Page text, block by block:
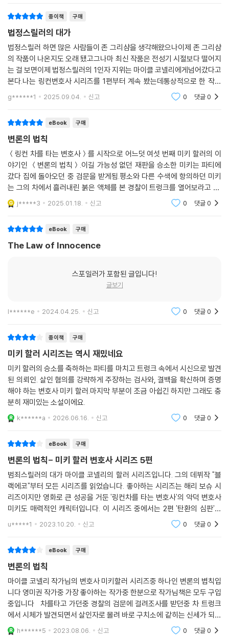
종이책 구매
법정스릴러의 대가
법정스릴러 하면 많은 사람들이 존 그리샴을 생각해왔으나이제 존 그리샴
의 작품이 나온지도 오래 됐고그나마 최신 작품은 전성기 시절보다 떨어지
는 걸 보면이제 법정스릴러의 1인자 지위는 마이클 코넬리에게넘어갔다고
본다.나는 링컨변호사 시리즈를 1편부터 계속 봤는데통상적으로 한 작가
의 머리에서 나올 수 있는 창의력도벽에 부딪힐 때가 있는 것이어서대부분
의 작가들은 작품이
g******1 2025.09.04. 신고 0 댓글0
eBook 구매
변론의 법칙
＜링컨 차를 타는 변호사＞를 시작으로 어느덧 여섯 번째 미키 할러의 이
야기인 ＜변론의 법칙＞.이길 가능성 없던 재판을 승소한 미키는 파티에
갔다 집에 돌아오던 중 검문을 받게됨.평소와 다른 수색에 항의하던 미키
는 그의 차에서 흘러내린 붉은 액체를 본 경찰이 트렁크를 열어보라고 함.
별일없을거라는 생각에 트렁크를 열어보자 그곳엔 묶인 채 여러발의 총상
을 입은 시신이 있었
j*****3 2025.01.18. 신고 0 댓글0
eBook 구매
The Law of Innocence
스포일러가 포함된 글입니다!
글보기
l******e 2024.04.25. 신고 0 댓글0
종이책 구매
미키 할러 시리즈는 역시 재밌네요
미키 할러의 승소를 축하하는 파티를 마치고 트렁크 속에서 시신으로 발견
된 의뢰인. 살인 혐의를 강략하게 주장하는 검사와, 결백을 확신하며 증명
해야 하는 변호사 미키 할러.마지막 부분이 조금 아쉽긴 하지만 그래도 충
분히 재미있는 소설이에요.
k******a 2026.06.16. 신고 0 댓글0
eBook 구매
변론의 법칙- 미키 할러 변호사 시리즈 5편
범죄스릴러의 대가 마이클 코넬리의 할러 시리즈입니다. 그의 데뷔작 "블
랙에코"부터 모든 시리즈를 읽었습니다. 좋아하는 시리즈는 해리 보슈 시
리즈이지만 영화로 큰 성공을 거둔 '링컨차를 타는 변호사'의 악덕 변호사
미키도 매력적인 캐릭터입니다. 이 시리즈 중에서는 2편 '탄환의 심판'이
스케일도 크고 서스펜스가 짜릿하여 제일 좋아합니다. 범죄자도 변호하여
u*****1 2023.10.20. 신고 0 댓글0
eBook 구매
변론의 법칙
마이클 코넬리 작가님의 변호사 미키할러 시리즈중 하나인 변론의 볍칙입
니다 영미권 작가중 가장 좋아하는 작가중 한분으로 작가님책은 모두 구입
중입니다 차를타고 가던중 경찰의 검문에 걸려조사를 받던중 차 트렁크
에서 시체가 발견되면서 살인자로 몰려 바로 구치소에 같히는 신세가 되면
서 본인 스스로 살인자 누명을 벗고자 변호하는등의 내용이 이책의 주 h******5 2023.08.06. 신고 0 댓글0